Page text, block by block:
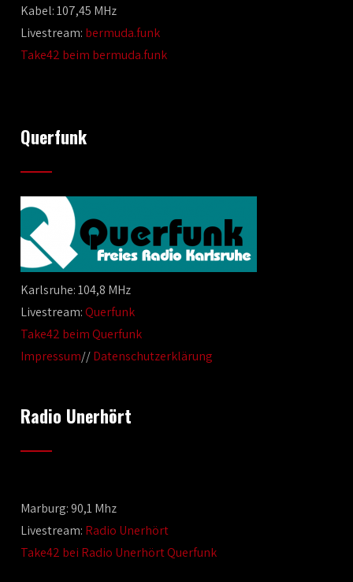
Kabel: 107,45 MHz
Livestream: bermuda.funk
Take42 beim bermuda.funk
Querfunk
Karlsruhe: 104,8 MHz
Livestream:Querfunk
Take42 beim Querfunk
Impressum//Datenschutzerklärung
Radio Unerhört
Marburg: 90,1 Mhz
Livestream: Radio Unerhört
Take42 bei Radio Unerhört Querfunk